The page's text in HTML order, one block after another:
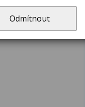
Odmítnout